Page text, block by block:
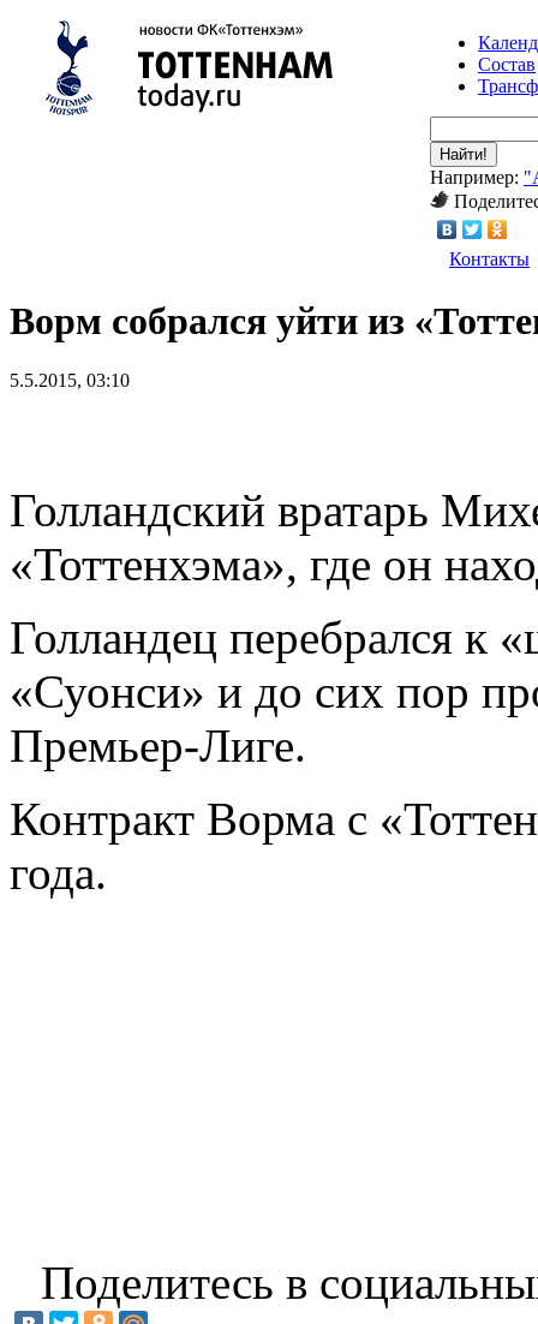
Состав
Найти!
Например:
Контакты
Ворм собрался уйти из
5.5.2015, 03:10
Голландский вратарь
«Тоттенхэма», где он
Голландец перебрался
«Суонси» и до сих пор
Премьер-Лиге.
Контракт Ворма с
года.
Поделитесь в